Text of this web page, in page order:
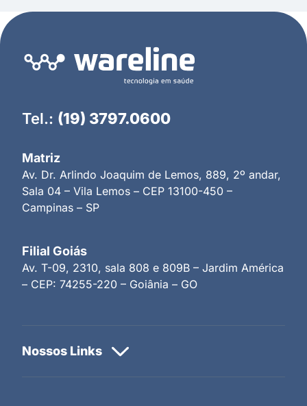
Tel.: (19) 3797.0600
Matriz
Av. Dr. Arlindo Joaquim de Lemos, 889, 2º andar,
Sala 04 – Vila Lemos – CEP 13100-450 –
Campinas – SP
Filial Goiás
Av. T-09, 2310, sala 808 e 809B – Jardim América
– CEP: 74255-220 – Goiânia – GO